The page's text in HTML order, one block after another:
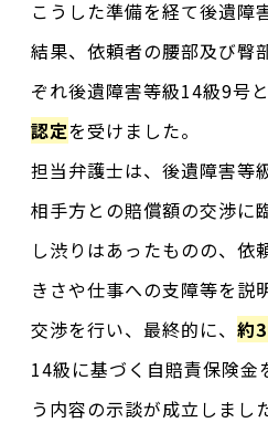
こうした準備を経て後遺障
結果、依頼者の腰部及び臀
ぞれ後遺障害等級14級9号と
認定を受けました。
担当弁護士は、後遺障害等
相手方との賠償額の交渉に
し渋りはあったものの、依
きさや仕事への支障等を説
交渉を行い、最終的に、約
14級に基づく自賠責保険金
う内容の示談が成立しまし